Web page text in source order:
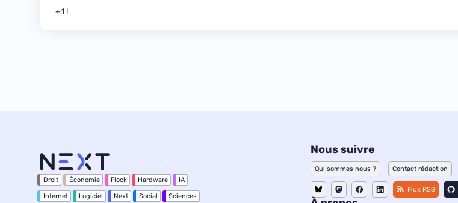
+1 !
Droit Économie Flock Hardware IA
Internet Logiciel Next Social Sciences
Nous suivre
Qui sommes nous ? Contact rédaction
Flux RSS